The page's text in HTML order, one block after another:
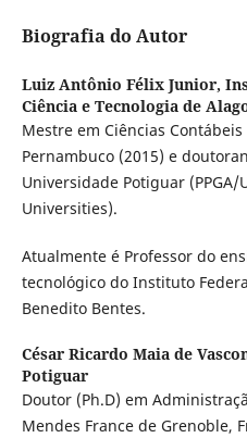
Biografia do Autor
Luiz Antônio Félix Junior,
Ciência e Tecnologia de
Mestre em Ciências
Pernambuco (2015) e
Universidade Potiguar
Universities).
Atualmente é Professor do
tecnológico do Instituto
Benedito Bentes.
César Ricardo Maia de
Potiguar
Doutor (Ph.D) em
Mendes France de Grenoble,